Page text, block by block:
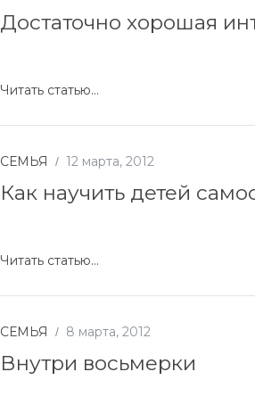
Достаточно хорошая
Читать статью...
СЕМЬЯ 12 марта, 2012
Как научить детей
Читать статью...
СЕМЬЯ 8 марта, 2012
Внутри восьмерки